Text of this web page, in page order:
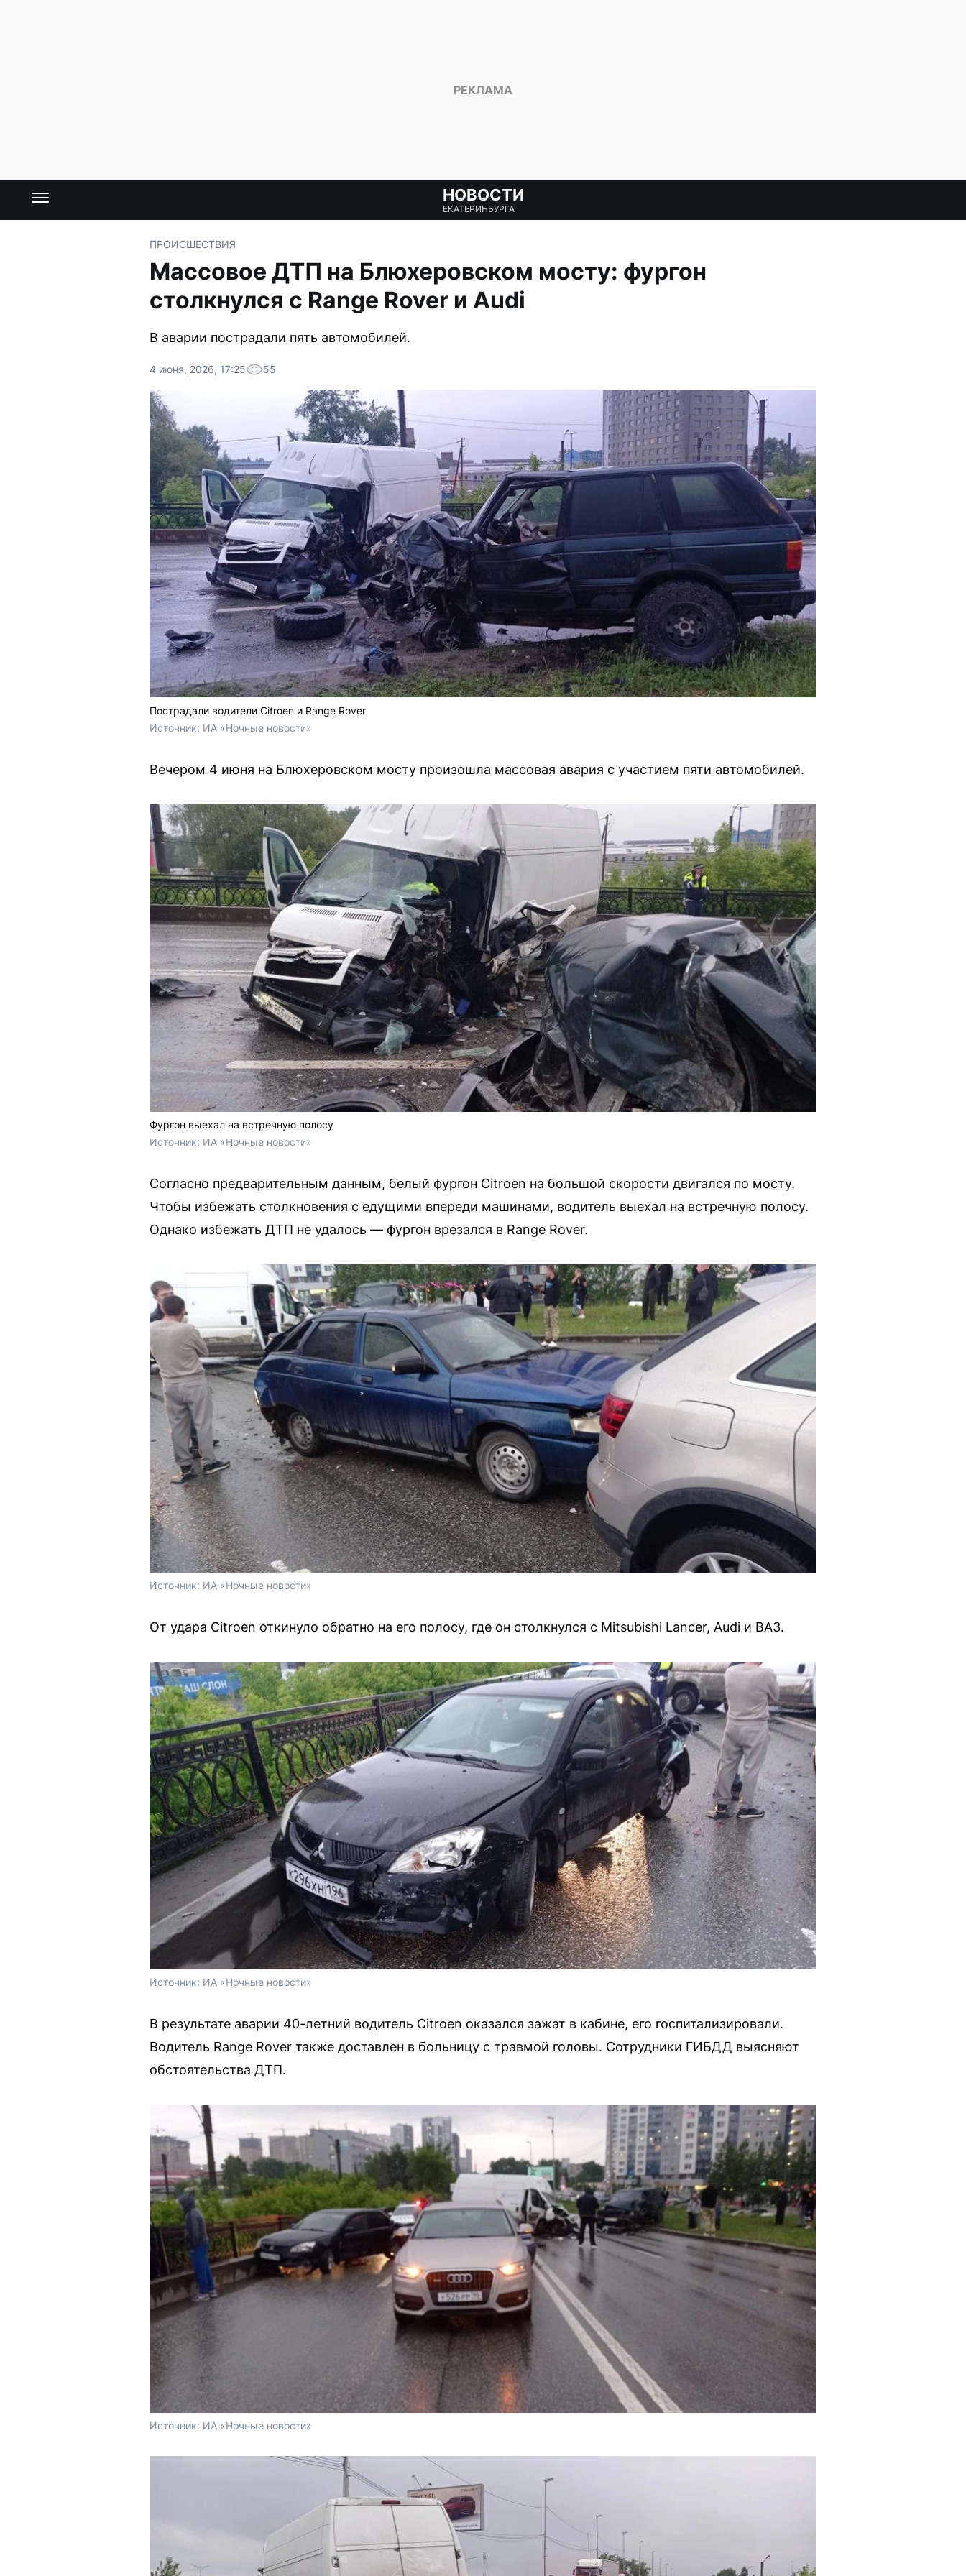
НОВОСТИ
ЕКАТЕРИНБУРГА
ПРОИСШЕСТВИЯ
Массовое ДТП на Блюхеровском мосту: фургон
столкнулся с Range Rover и Audi
В аварии пострадали пять автомобилей.
4 июня, 2026, 17:25 55
Пострадали водители Citroen и Range Rover
Источник: ИА «Ночные новости»
Вечером 4 июня на Блюхеровском мосту произошла массовая авария с участием пяти автомобилей.
Фургон выехал на встречную полосу
Источник: ИА «Ночные новости»
Согласно предварительным данным, белый фургон Citroen на большой скорости двигался по мосту.
Чтобы избежать столкновения с едущими впереди машинами, водитель выехал на встречную полосу.
Однако избежать ДТП не удалось — фургон врезался в Range Rover.
Источник: ИА «Ночные новости»
От удара Citroen откинуло обратно на его полосу, где он столкнулся с Mitsubishi Lancer, Audi и ВАЗ.
Источник: ИА «Ночные новости»
В результате аварии 40-летний водитель Citroen оказался зажат в кабине, его госпитализировали.
Водитель Range Rover также доставлен в больницу с травмой головы. Сотрудники ГИБДД выясняют
обстоятельства ДТП.
Источник: ИА «Ночные новости»